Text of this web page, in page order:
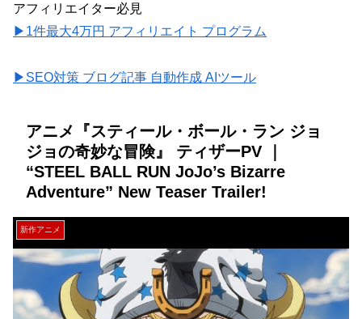
アフィリエイター必見
▶1件最大4万円 アフィリエイト プログラム
▶SEO対策 ブログ記事 自動作成 AIツール
アニメ『スティール・ボール・ラン ジョ
ジョの奇妙な冒険』 ティザーPV ｜
“STEEL BALL RUN JoJo’s Bizarre
Adventure” New Teaser Trailer!
新作アニメ